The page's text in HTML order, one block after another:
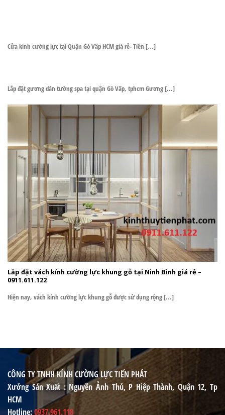
Cửa kính cường lực tại Quận Gò Vấp HCM giá rẻ- Tiến [...]
Lắp đặt gương dán tường spa tại quận Gò Vấp, tphcm Gương [...]
Lắp đặt vách kính cường lực khung gỗ tại Ninh Bình giá rẻ –
0911.611.122
Hiện nay, vách kính cường lực khung gỗ được sử dụng rộng [...]
CÔNG TY TNHH KÍNH CƯỜNG LỰC TIẾN PHÁT
Xưởng Sản Xuất: Nguyễn Ảnh Thủ, P Hiệp Thành, Quận 12, Tp
HCM
Hotline:0937.961.118